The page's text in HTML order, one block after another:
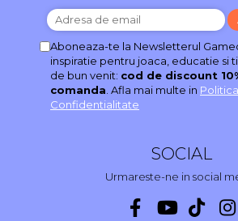
Aboneaza-te la Newsletterul
inspiratie pentru joaca, educatie si
de bun venit: cod de discount
comanda. Afla mai multe in
Confidentialitate
SOCIAL
Urmareste-ne in social